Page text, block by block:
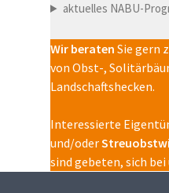
aktuelles NABU-
Wir beraten Sie gern
von Obst-,
Landschaftshecken.
Interessierte
und/oder
sind gebeten, sich bei